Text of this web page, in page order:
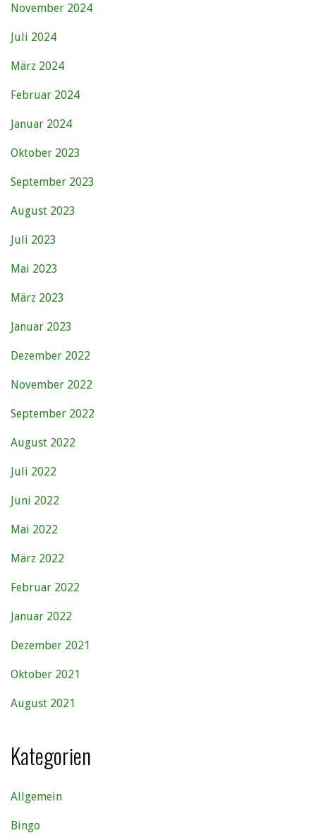
November 2024
Juli 2024
März 2024
Februar 2024
Januar 2024
Oktober 2023
September 2023
August 2023
Juli 2023
Mai 2023
März 2023
Januar 2023
Dezember 2022
November 2022
September 2022
August 2022
Juli 2022
Juni 2022
Mai 2022
März 2022
Februar 2022
Januar 2022
Dezember 2021
Oktober 2021
August 2021
Kategorien
Allgemein
Bingo